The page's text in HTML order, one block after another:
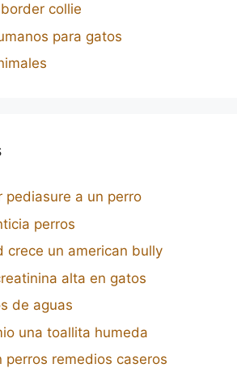
collie
para gatos
pediasure a un perro
perros
crece un american bully
alta en gatos
de aguas
una toallita humeda
perros remedios caseros